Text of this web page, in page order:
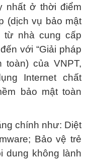
nhất ở thời điểm
(dịch vụ bảo mật
từ nhà cung cấp
với “Giải pháp
toàn) của VNPT,
Internet chất
bảo mật toàn
chính như: Diệt
Bảo vệ trẻ
dung không lành